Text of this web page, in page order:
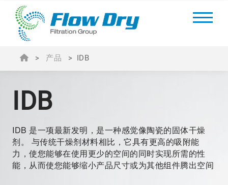
> 产品 > IDB
IDB
IDB 是一项最新发明，是一种感觉像陶瓷的固体干燥
剂。 与传统干燥剂材料相比，它具有更高的吸附能
力，使您能够在使用更少的空间的同时实现所需的性
能，从而使您能够缩小产品尺寸或为其他组件腾出空间